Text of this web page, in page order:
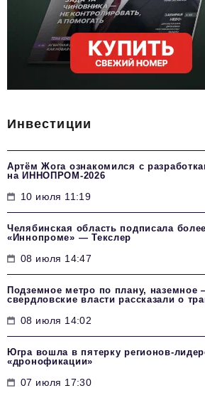
Инвестиции
Артём Жога ознакомился с
на ИННОПРОМ-2026
10 июля 11:19
Челябинская область подписала
«Иннопроме» — Текслер
08 июля 14:47
Подземное метро по плану, наземное
свердловские власти рассказали о
08 июля 14:02
Югра вошла в пятерку регионов-
«дронофикации»
07 июля 17:30